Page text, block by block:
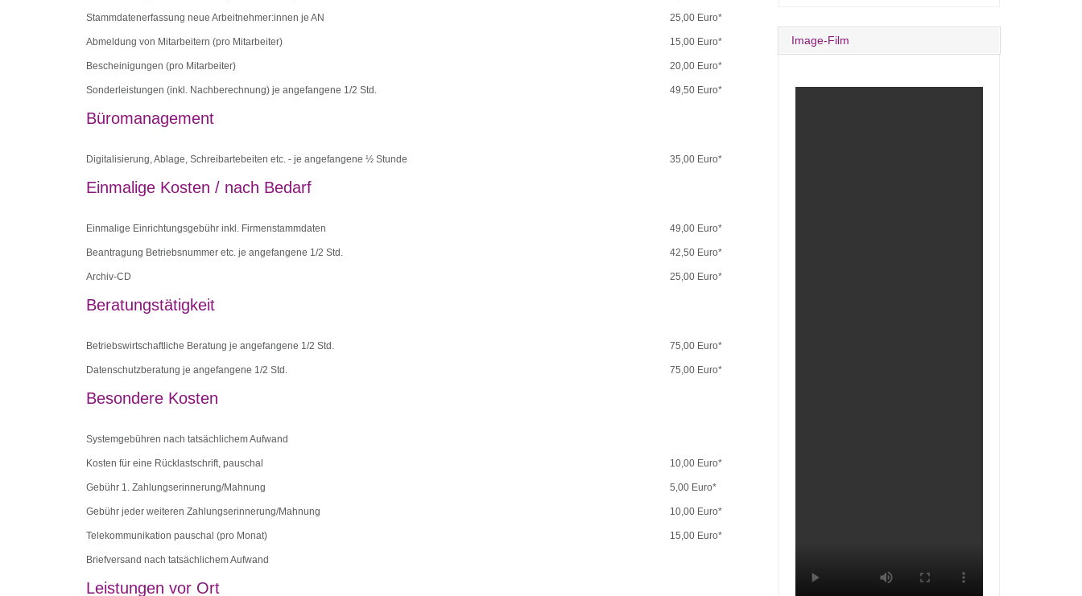
Stammdatenerfassung neue Arbeitnehmer:innen je AN 25,00 Euro*
Abmeldung von Mitarbeitern (pro Mitarbeiter) 15,00 Euro*
Bescheinigungen (pro Mitarbeiter) 20,00 Euro*
Sonderleistungen (inkl. Nachberechnung) je angefangene 1/2 Std. 49,50 Euro*
Büromanagement
Digitalisierung, Ablage, Schreibartebeiten etc. - je angefangene ½ Stunde 35,00 Euro*
Einmalige Kosten / nach Bedarf
Einmalige Einrichtungsgebühr inkl. Firmenstammdaten 49,00 Euro*
Beantragung Betriebsnummer etc. je angefangene 1/2 Std. 42,50 Euro*
Archiv-CD 25,00 Euro*
Beratungstätigkeit
Betriebswirtschaftliche Beratung je angefangene 1/2 Std. 75,00 Euro*
Datenschutzberatung je angefangene 1/2 Std. 75,00 Euro*
Besondere Kosten
Systemgebühren nach tatsächlichem Aufwand
Kosten für eine Rücklastschrift, pauschal 10,00 Euro*
Gebühr 1. Zahlungserinnerung/Mahnung 5,00 Euro*
Gebühr jeder weiteren Zahlungserinnerung/Mahnung 10,00 Euro*
Telekommunikation pauschal (pro Monat) 15,00 Euro*
Briefversand nach tatsächlichem Aufwand
Leistungen vor Ort
Image-Film